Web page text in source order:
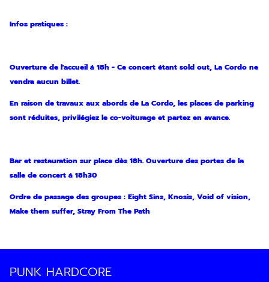
Infos pratiques :
Ouverture de l'accueil à 18h - Ce concert étant sold out, La Cordo ne
vendra aucun billet.
En raison de travaux aux abords de La Cordo, les places de parking
sont réduites, privilégiez le co-voiturage et partez en avance.
Bar et restauration sur place dès 18h. Ouverture des portes de la
salle de concert à 18h30
Ordre de passage des groupes : Eight Sins, Knosis, Void of vision,
Make them suffer, Stray From The Path
PUNK HARDCORE